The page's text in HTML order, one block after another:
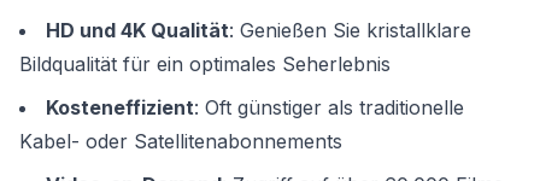
HD und 4K Qualität: Genießen Sie kristallklare
Bildqualität für ein optimales Seherlebnis
Kosteneffizient: Oft günstiger als traditionelle
Kabel- oder Satellitenabonnements